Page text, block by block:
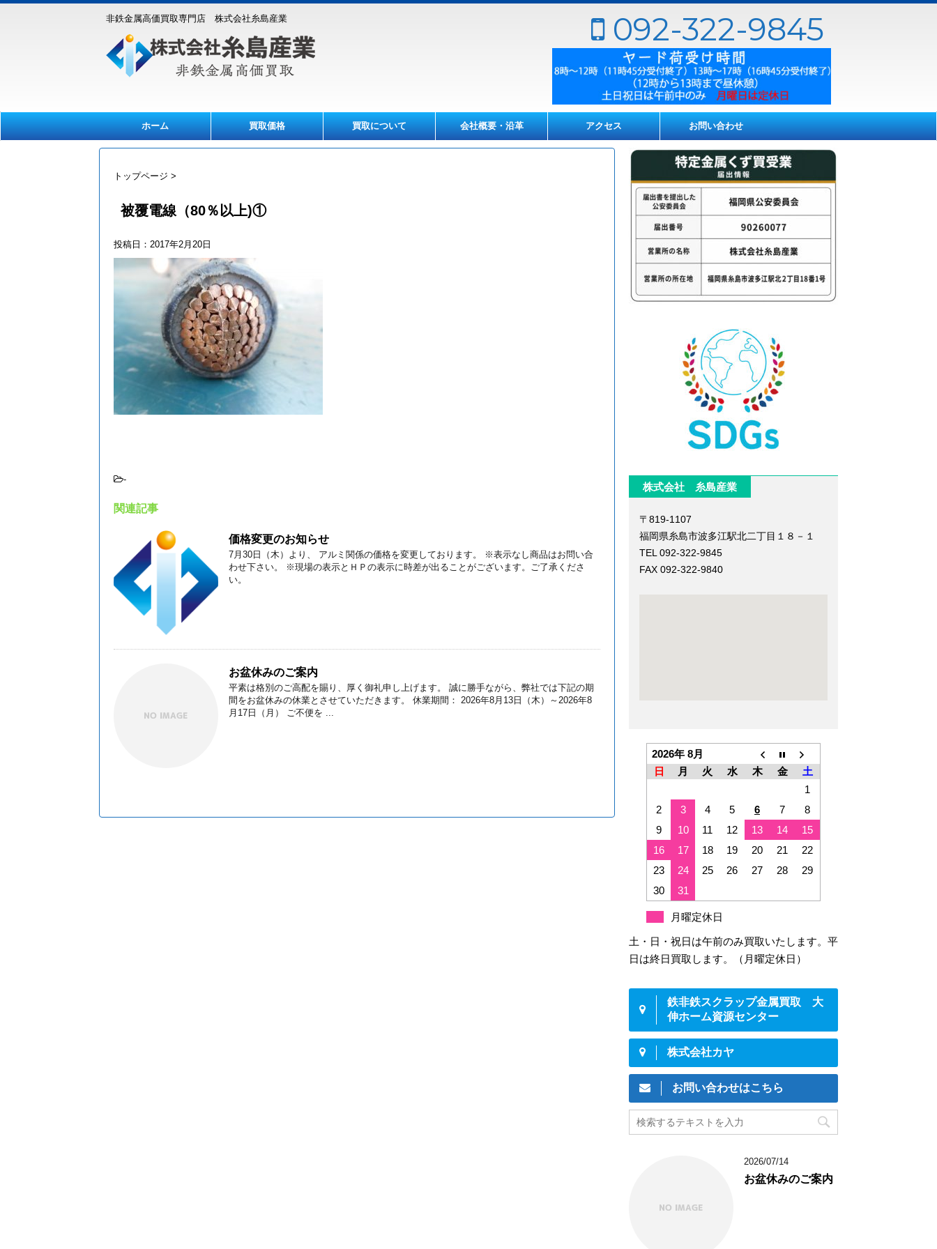
非鉄金属高価買取専門店 株式会社糸島産業 092-322-9845
ホーム 買取価格 買取について 会社概要・沿革 アクセス お問い合わせ
トップページ >
被覆電線（80％以上)①
投稿日： 2017年2月20日
-
関連記事
価格変更のお知らせ
7月30日（木）より、 アルミ関係の価格を変更しております。 ※表示なし商品はお問い合
わせ下さい。 ※現場の表示とＨＰの表示に時差が出ることがございます。ご了承くださ
い。
お盆休みのご案内
平素は格別のご高配を賜り、厚く御礼申し上げます。 誠に勝手ながら、弊社では下記の期
間をお盆休みの休業とさせていただきます。 休業期間： 2026年8月13日（木）～2026年8
月17日（月） ご不便を ...
株式会社 糸島産業
〒819-1107
福岡県糸島市波多江駅北二丁目１８－１
TEL 092-322-9845
FAX 092-322-9840
2026年 8月
日
月 火 水 木 金
土
1
2
3 4 5 6 7
8
9
10 11 12 13 14
15
16
17 18 19 20 21
22
23
24 25 26 27 28
29
30
31
月曜定休日
土・日・祝日は午前のみ買取いたします。平
日は終日買取します。（月曜定休日）
鉄非鉄スクラップ金属買取 大
伸ホーム資源センター
株式会社カヤ
お問い合わせはこちら
2026/07/14
お盆休みのご案内